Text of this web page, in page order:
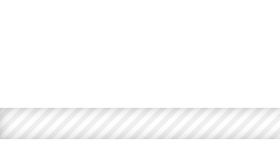
eleştirilerini sıralayan